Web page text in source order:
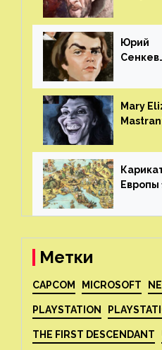
Юрий
Mary
Европы
Метки
CAPCOM MICROSOFT
PLAYSTATION
THE FIRST DESCENDANT